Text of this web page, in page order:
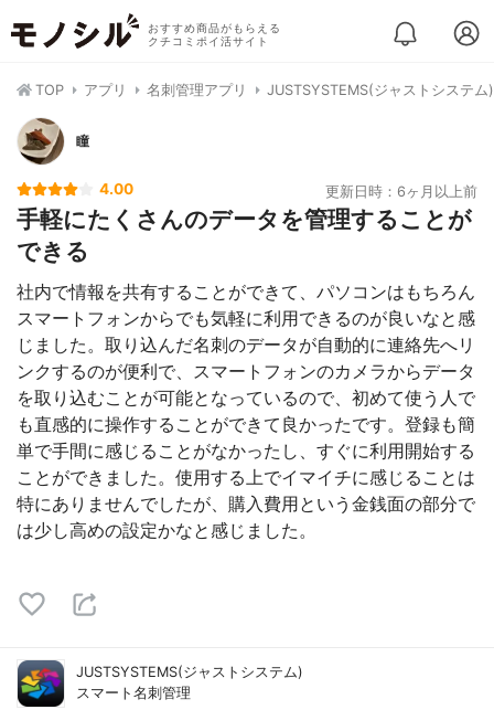
おすすめ商品がもらえる
クチコミポイ活サイト
TOP アプリ 名刺管理アプリ JUSTSYSTEMS(ジャストシステ
瞳
4.00 更新日時：6ヶ月以上前
手軽にたくさんのデータを管理することが
できる
社内で情報を共有することができて、パソコンはもちろん
スマートフォンからでも気軽に利用できるのが良いなと感
じました。取り込んだ名刺のデータが自動的に連絡先へリ
ンクするのが便利で、スマートフォンのカメラからデータ
を取り込むことが可能となっているので、初めて使う人で
も直感的に操作することができて良かったです。登録も簡
単で手間に感じることがなかったし、すぐに利用開始する
ことができました。使用する上でイマイチに感じることは
特にありませんでしたが、購入費用という金銭面の部分で
は少し高めの設定かなと感じました。
JUSTSYSTEMS(ジャストシステム)
スマート名刺管理